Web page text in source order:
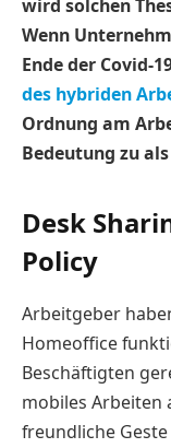
wird solchen
Wenn
Ende der Covid-
des hybriden
Ordnung am
Bedeutung zu
Desk
Policy
Arbeitgeber
Homeoffice
Beschäftigten
mobiles Arbeiten
freundliche